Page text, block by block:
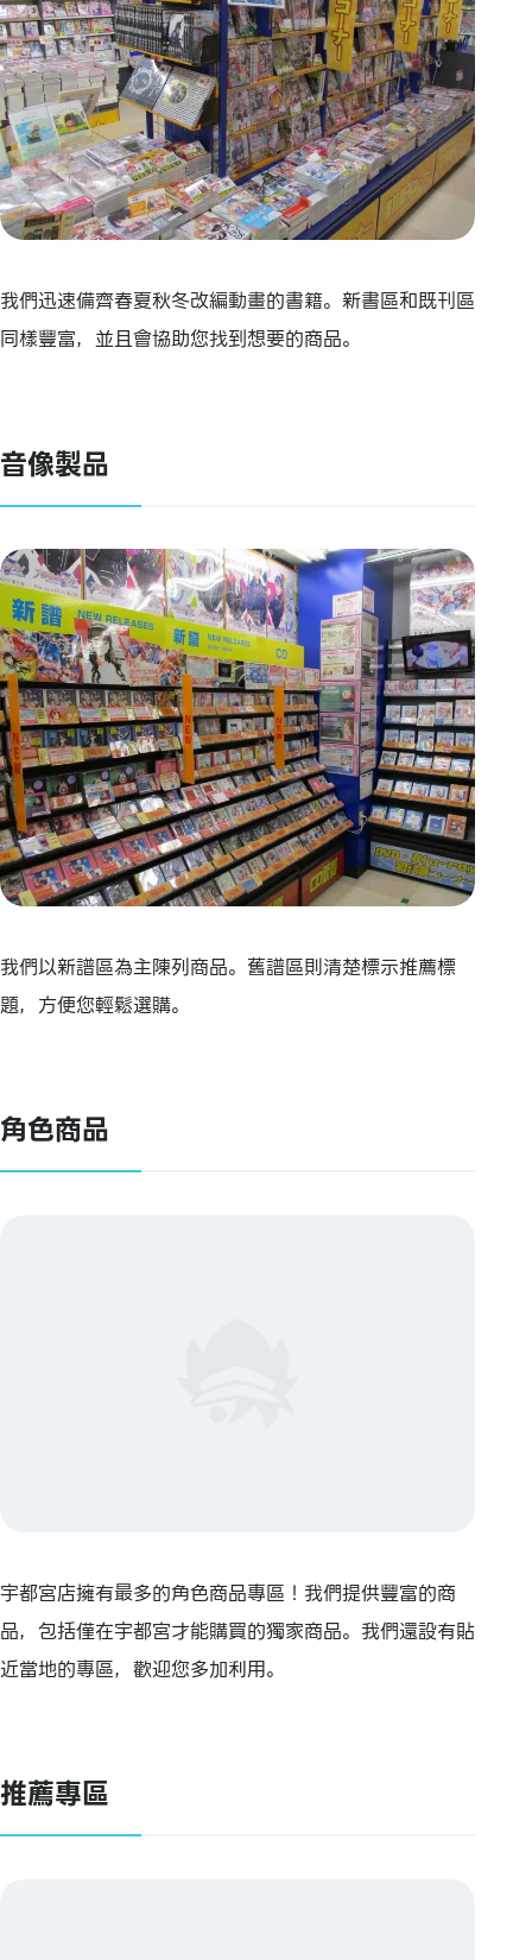
我們迅速備齊春夏秋冬改編動畫的書籍。新書區和既刊區
同樣豐富，並且會協助您找到想要的商品。
音像製品
我們以新譜區為主陳列商品。舊譜區則清楚標示推薦標
題，方便您輕鬆選購。
角色商品
宇都宮店擁有最多的角色商品專區！我們提供豐富的商
品，包括僅在宇都宮才能購買的獨家商品。我們還設有貼
近當地的專區，歡迎您多加利用。
推薦專區